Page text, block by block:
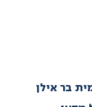
בר אילן